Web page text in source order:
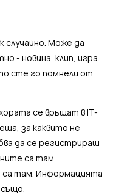
случайно. Може да
- новина, клип, игра.
сте го помнели от
се връщат в IT-
за каквито не
да се регистрираш
са там.
там. Информацията